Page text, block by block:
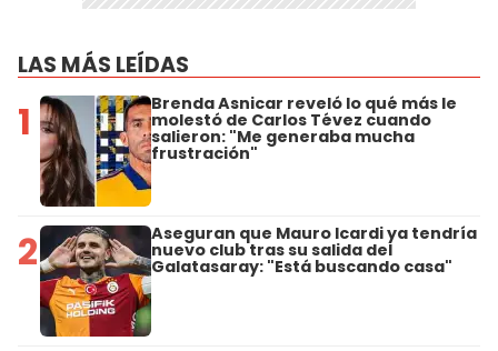
LAS MÁS LEÍDAS
1 Brenda Asnicar reveló lo qué más le
molestó de Carlos Tévez cuando
salieron: "Me generaba mucha
frustración"
2 Aseguran que Mauro Icardi ya tendría
nuevo club tras su salida del
Galatasaray: "Está buscando casa"